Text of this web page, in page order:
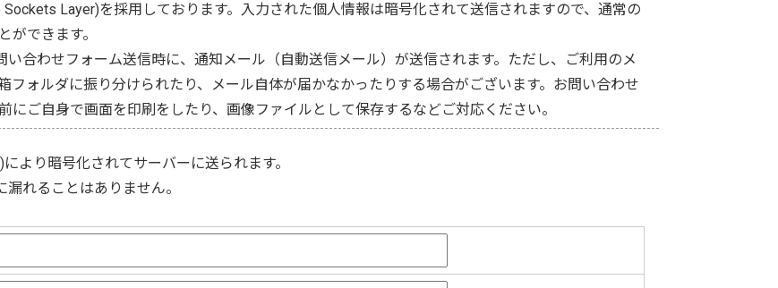
Layer)を採用しております。入力された個人情報は暗号化されて送信されますので、通常の
ができます。
合わせフォーム送信時に、通知メール（自動送信メール）が送信されます。ただし、ご利用のメ
フォルダに振り分けられたり、メール自体が届かなかったりする場合がございます。お問い合わせ
にご自身で画面を印刷をしたり、画像ファイルとして保存するなどご対応ください。
により暗号化されてサーバーに送られます。
れることはありません。